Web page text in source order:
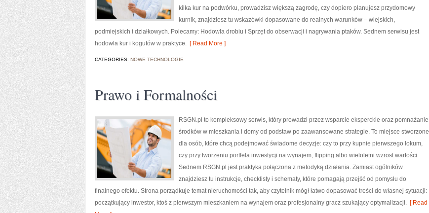
kilka kur na podwórku, prowadzisz większą zagrodę, czy dopiero planujesz przydomowy
kurnik, znajdziesz tu wskazówki dopasowane do realnych warunków – wiejskich,
podmiejskich i działkowych. Polecamy: Hodowla drobiu i Sprzęt do obserwacji i nagrywania ptaków. Sednem serwisu jest
hodowla kur i kogutów w praktyce. [ Read More ]
CATEGORIES: NOWE TECHNOLOGIE
Prawo i Formalności
RSGN.pl to kompleksowy serwis, który prowadzi przez wsparcie eksperckie oraz pomnażanie
środków w mieszkania i domy od podstaw po zaawansowane strategie. To miejsce stworzone
dla osób, które chcą podejmować świadome decyzje: czy to przy kupnie pierwszego lokum,
czy przy tworzeniu portfela inwestycji na wynajem, flipping albo wieloletni wzrost wartości.
Sednem RSGN.pl jest praktyka połączona z metodyką działania. Zamiast ogólników
znajdziesz tu instrukcje, checklisty i schematy, które pomagają przejść od pomysłu do
finalnego efektu. Strona porządkuje temat nieruchomości tak, aby czytelnik mógł łatwo dopasować treści do własnej sytuacji:
początkujący inwestor, ktoś z pierwszym mieszkaniem na wynajem oraz profesjonalny gracz szukający optymalizacji. [ Read